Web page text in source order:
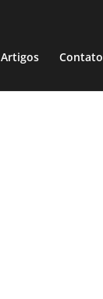
Artigos Contato